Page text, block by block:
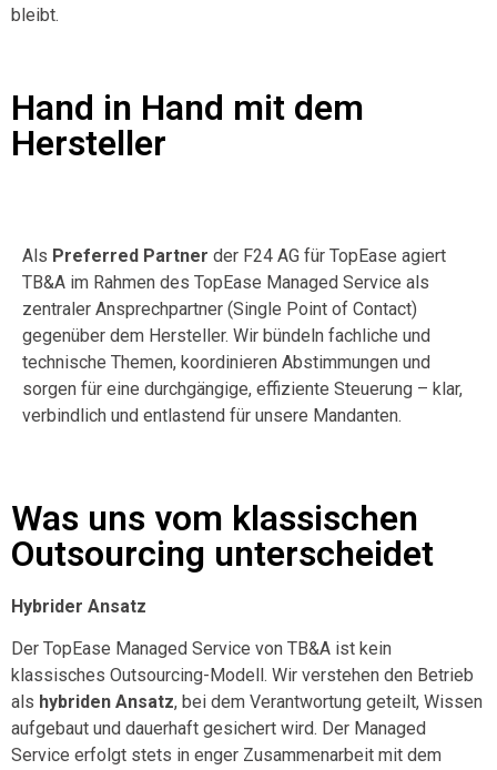
bleibt.
Hand in Hand mit dem
Hersteller
Als Preferred Partner der F24 AG für TopEase agiert
TB&A im Rahmen des TopEase Managed Service als
zentraler Ansprechpartner (Single Point of Contact)
gegenüber dem Hersteller. Wir bündeln fachliche und
technische Themen, koordinieren Abstimmungen und
sorgen für eine durchgängige, effiziente Steuerung – klar,
verbindlich und entlastend für unsere Mandanten.
Was uns vom klassischen
Outsourcing unterscheidet
Hybrider Ansatz
Der TopEase Managed Service von TB&A ist kein
klassisches Outsourcing-Modell. Wir verstehen den Betrieb
als hybriden Ansatz, bei dem Verantwortung geteilt, Wissen
aufgebaut und dauerhaft gesichert wird. Der Managed
Service erfolgt stets in enger Zusammenarbeit mit dem